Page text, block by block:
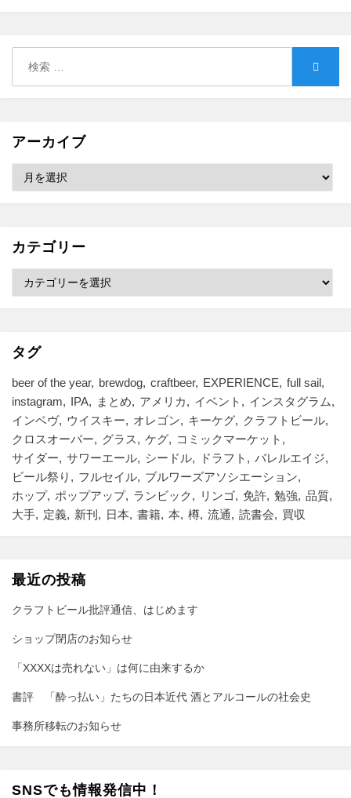
アーカイブ
ブ
カテゴリー
ー
タグ
beer of the year brewdog craftbeer EXPERIENCE
full sail
instagram
IPA まとめ アメリカ イベント
インスタグラム
インベヴ
ウイスキー オレゴン キーケグ
クラフトビール
クロスオーバー
グラス ケグ
コミックマーケット
サイダー
サワーエール シードル ドラフト
バレルエイジ
ビール祭り
フルセイル
ブルワーズアソシエーション
ホップ
ポップアップ ランビック リンゴ 免許 勉強
品質
大手
定義 新刊 日本 書籍 本 樽 流通 読書会 買収
最近の投稿
クラフトビール批評通信、はじめます
ショップ閉店のお知らせ
「XXXXは売れない」は何に由来するか
書評 「酔っ払い」たちの日本近代 酒とアルコールの社会史
事務所移転のお知らせ
SNSでも情報発信中！